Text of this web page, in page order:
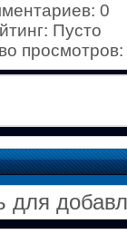
0
Пусто
для